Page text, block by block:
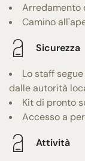
Arredamento
Camino
Sicurezza
Lo staff
dalle autorità
Kit di pronto
Accesso a
Attività